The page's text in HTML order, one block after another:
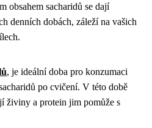
obsahem sacharidů se dají
denních dobách, záleží na vašich
, je ideální doba pro konzumaci
po cvičení. V této době
živiny a protein jim pomůže s